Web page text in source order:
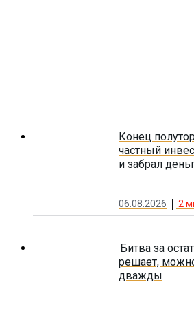
Конец
частный
и забрал
06.08.2026 2
Битва за
решает,
дважды